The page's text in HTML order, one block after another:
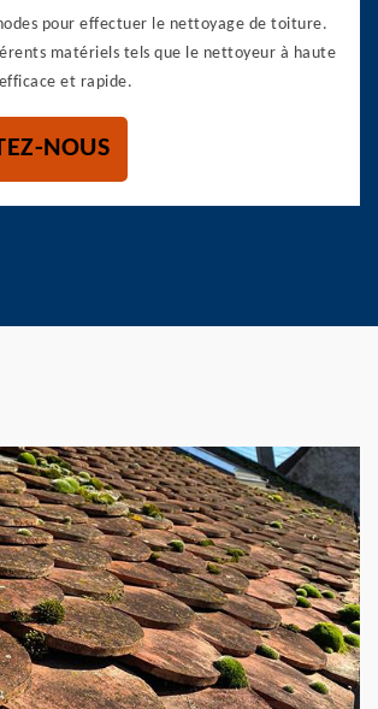
pour effectuer le nettoyage de toiture.
matériels tels que le nettoyeur à haute
et rapide.
NOUS